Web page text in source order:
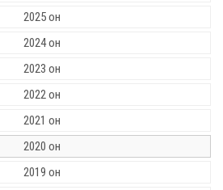
2025 он
2024 он
2023 он
2022 он
2021 он
2020 он
2019 он